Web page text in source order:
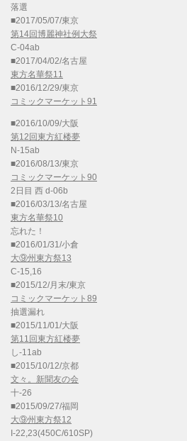
落選
■2017/05/07/東京
第14回博麗神社例大祭
C-04ab
■2017/04/02/名古屋
東方名華祭11
■2016/12/29/東京
コミックマーケット91
■2016/10/09/大阪
第12回東方紅楼夢
N-15ab
■2016/08/13/東京
コミックマーケット90
2日目 西 d-06b
■2016/03/13/名古屋
東方名華祭10
忘れた！
■2016/01/31/小倉
大⑨州東方祭13
C-15,16
■2015/12/月末/東京
コミックマーケット89
抽選漏れ
■2015/11/01/大阪
第11回東方紅楼夢
し-11ab
■2015/10/12/京都
文々。新聞友の会
十-26
■2015/09/27/福岡
大⑨州東方祭12
I-22,23(450C/610SP)